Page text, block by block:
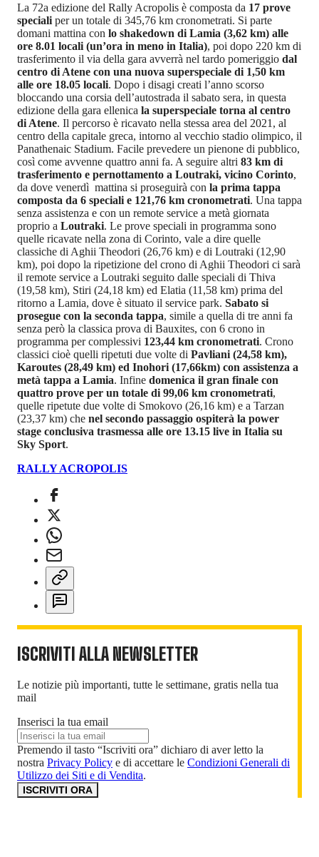
La 72a edizione del Rally Acropolis è composta da 17 prove
speciali per un totale di 345,76 km cronometrati. Si parte
domani mattina con lo shakedown di Lamia (3,62 km) alle
ore 8.01 locali (un’ora in meno in Italia), poi dopo 220 km di
trasferimento il via della gara avverrà nel tardo pomeriggio dal
centro di Atene con una nuova superspeciale di 1,50 km
alle ore 18.05 locali. Dopo i disagi creati l’anno scorso
bloccando una corsia dell’autostrada il sabato sera, in questa
edizione della gara ellenica la superspeciale torna al centro
di Atene. Il percorso è ricavato nella stessa area del 2021, al
centro della capitale greca, intorno al vecchio stadio olimpico, il
Panathenaic Stadium. Facile prevedere un pienone di pubblico,
così come avvenne quattro anni fa. A seguire altri 83 km di
trasferimento e pernottamento a Loutraki, vicino Corinto,
da dove venerdì mattina si proseguirà con la prima tappa
composta da 6 speciali e 121,76 km cronometrati. Una tappa
senza assistenza e con un remote service a metà giornata
proprio a Loutraki. Le prove speciali in programma sono
quelle ricavate nella zona di Corinto, vale a dire quelle
classiche di Aghii Theodori (26,76 km) e di Loutraki (12,90
km), poi dopo la ripetizione del crono di Aghii Theodori ci sarà
il remote service a Loutraki seguito dalle speciali di Thiva
(19,58 km), Stiri (24,18 km) ed Elatia (11,58 km) prima del
ritorno a Lamia, dove è situato il service park. Sabato si
prosegue con la seconda tappa, simile a quella di tre anni fa
senza però la classica prova di Bauxites, con 6 crono in
programma per complessivi 123,44 km cronometrati. Crono
classici cioè quelli ripetuti due volte di Pavliani (24,58 km),
Karoutes (28,49 km) ed Inohori (17,66km) con assistenza a
metà tappa a Lamia. Infine domenica il gran finale con
quattro prove per un totale di 99,06 km cronometrati,
quelle ripetute due volte di Smokovo (26,16 km) e a Tarzan
(23,37 km) che nel secondo passaggio ospiterà la power
stage conclusiva trasmessa alle ore 13.15 live in Italia su
Sky Sport.
RALLY ACROPOLIS
ISCRIVITI ALLA NEWSLETTER
Le notizie più importanti, tutte le settimane, gratis nella tua
mail
Inserisci la tua email
Premendo il tasto “Iscriviti ora” dichiaro di aver letto la
nostra Privacy Policy e di accettare le Condizioni Generali di
Utilizzo dei Siti e di Vendita.
ISCRIVITI ORA